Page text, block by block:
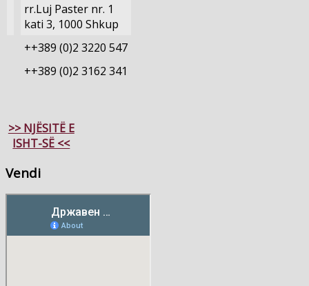
rr.Luj Paster nr. 1
kati 3, 1000 Shkup
++389 (0)2 3220 547
++389 (0)2 3162 341
>> NJËSITË E
ISHT-SË <<
Vendi